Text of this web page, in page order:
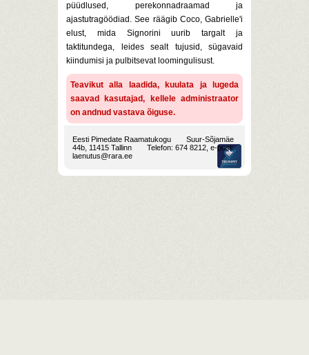
püüdlused, perekonnadraamad ja
ajastutragöödiad. See räägib Coco, Gabrielle'i
elust, mida Signorini uurib targalt ja
taktitundega, leides sealt tujusid, sügavaid
kiindumisi ja pulbitsevat loomingulisust.
Teavikut alla laadida, kuulata ja lugeda
saavad kasutajad, kellele administraator
on andnud vastava õiguse.
Eesti Pimedate Raamatukogu
Suur-Sõjamäe
44b, 11415 Tallinn
Telefon: 674 8212, e-post:
laenutus@rara.ee